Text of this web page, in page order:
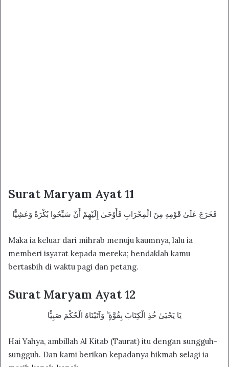
Surat Maryam Ayat 11
فَخَرَجَ عَلَىٰ قَوْمِهِ مِنَ الْمِحْرَابِ فَأَوْحَىٰ إِلَيْهِمْ أَنْ سَبِّحُوا بُكْرَةً وَعَشِيًّا
Maka ia keluar dari mihrab menuju kaumnya, lalu ia
memberi isyarat kepada mereka; hendaklah kamu
bertasbih di waktu pagi dan petang.
Surat Maryam Ayat 12
يَا يَحْيَىٰ خُذِ الْكِتَابَ بِقُوَّةٍ ۖ وَآتَيْنَاهُ الْحُكْمَ صَبِيًّا
Hai Yahya, ambillah Al Kitab (Taurat) itu dengan sungguh-
sungguh. Dan kami berikan kepadanya hikmah selagi ia